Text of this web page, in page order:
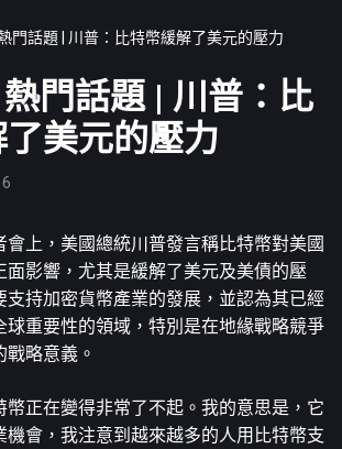
門話題 | 川普：比特幣緩解了美元的壓力
熱門話題 | 川普：比
美元的壓力
會上，美國總統川普發言稱比特幣對美國
面影響，尤其是緩解了美元及美債的壓
支持加密貨幣產業的發展，並認為其已經
球重要性的領域，特別是在地緣戰略競爭
略意義。
幣正在變得非常了不起。我的意思是，它
機會，我注意到越來越多的人用比特幣支